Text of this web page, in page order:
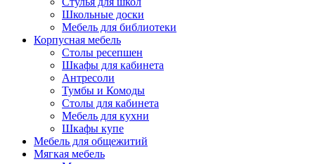
Школьные доски
Мебель для библиотеки
Корпусная мебель
Столы ресепшен
Шкафы для кабинета
Антресоли
Тумбы и Комоды
Столы для кабинета
Мебель для кухни
Шкафы купе
Мебель для общежитий
Мягкая мебель